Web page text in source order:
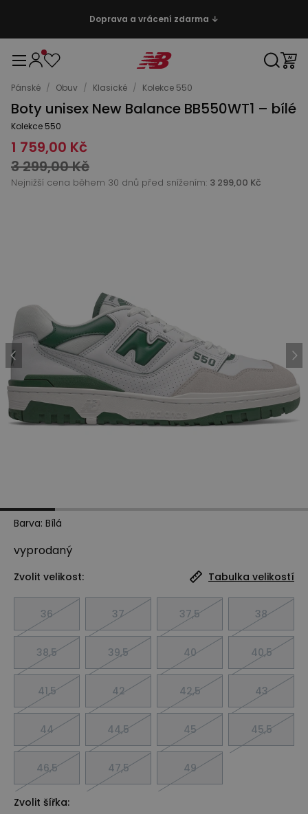
Doprava a vrácení zdarma ↓
Pánské / Obuv / Klasické / Kolekce 550
Boty unisex New Balance BB550WT1 – bílé
Kolekce 550
1 759,00 Kč
3 299,00 Kč
Nejnižší cena během 30 dnů před snížením: 3 299,00 Kč
Barva: Bílá
vyprodaný
Zvolit velikost: Tabulka velikostí
36 37 37,5 38
38,5 39,5 40 40,5
41,5 42 42,5 43
44 44,5 45 45,5
46,5 47,5 49
Zvolit šířka: